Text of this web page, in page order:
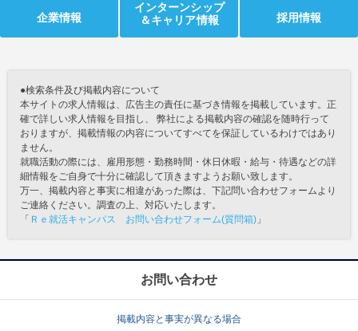
企業情報
インターンシップ
＆キャリア情報
採用情報
●検索条件及び掲載内容について
本サイトの求人情報は、広告主の責任に基づき情報を掲載しています。正
確で詳しい求人情報を目指し、 弊社による掲載内容の確認を随時行って
おりますが、掲載情報の内容についてすべてを保証しているわけではあり
ません。
就職活動の際には、雇用形態・勤務時間・休日休暇・給与・待遇などの詳
細情報をご自身で十分に確認して頂きますようお願い致します。
万一、掲載内容と事実に相違があった際は、下記問い合わせフォームより
ご連絡ください。調査の上、対応いたします。
「 Ｒｅ就活キャンパス お問い合わせフォーム(質問箱) 」
お問い合わせ
掲載内容と事実が異なる場合